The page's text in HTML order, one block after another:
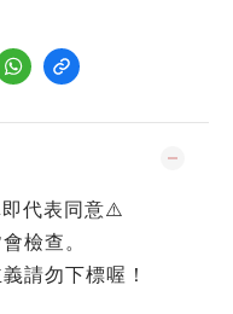
即代表同意⚠️
檢查。
請勿下標喔！